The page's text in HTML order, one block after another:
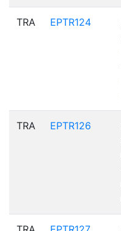
TRA EPTR124
TRA EPTR126